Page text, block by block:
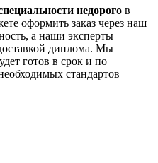
недорого в
оформить заказ через наш
а наши эксперты
диплома. Мы
готов в срок и по
стандартов